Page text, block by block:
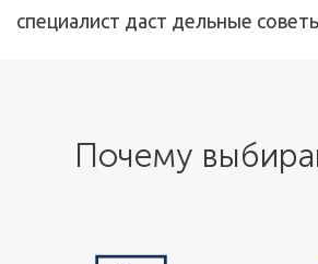
специалист даст дельные
Почему